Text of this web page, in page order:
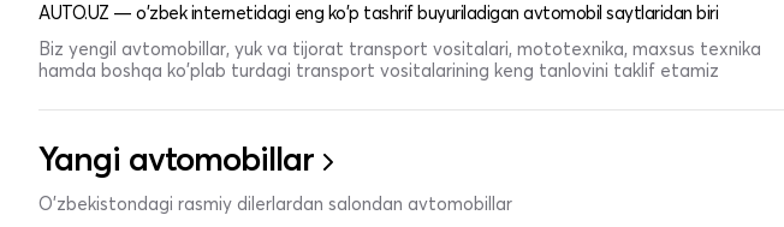
AUTO.UZ — o'zbek internetidagi eng ko'p tashrif buyuriladigan avtomobil saytlaridan biri
Biz yengil avtomobillar, yuk va tijorat transport vositalari, mototexnika, maxsus texnika
hamda boshqa ko'plab turdagi transport vositalarining keng tanlovini taklif etamiz
Yangi avtomobillar
O'zbekistondagi rasmiy dilerlardan salondan avtomobillar